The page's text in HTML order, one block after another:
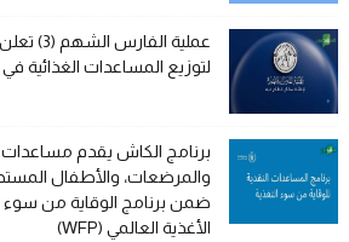
عملية
لتوزيع المساعدات الغذائية
برنامج الكاش يقدم مساعدات
والمرضعات، والأطفال
ضمن برنامج الوقاية من سوء
الأغذية العالمي (WFP)